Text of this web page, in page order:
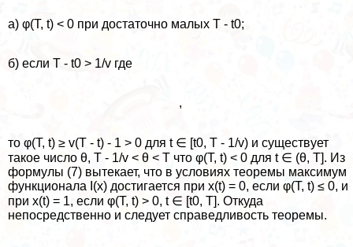
а) φ(T, t) < 0 при достаточно малых T - t0;
б) если T - t0 > 1/v где
,
то φ(T, t) ≥ v(T - t) - 1 > 0 для t ∈ [t0, T - 1/v) и существует
такое число θ, T - 1/v < θ < T что φ(T, t) < 0 для t ∈ (θ, T]. Из
формулы (7) вытекает, что в условиях теоремы максимум
функционала I(x) достигается при x(t) = 0, если φ(T, t) ≤ 0, и
при x(t) = 1, если φ(T, t) > 0, t ∈ [t0, T]. Откуда
непосредственно и следует справедливость теоремы.